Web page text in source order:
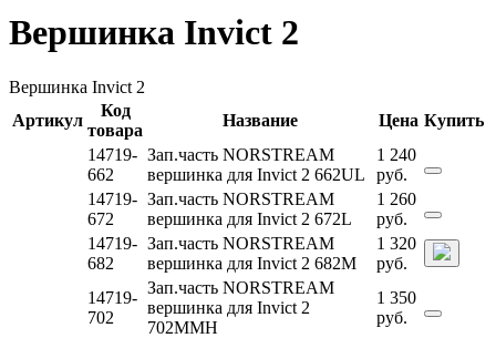
Вершинка Invict 2
Вершинка Invict 2
Артикул
Код
товара
Название Цена Купить
14719-
662
Зап.часть NORSTREAM
вершинка для Invict 2 662UL
1 240
руб.
14719-
672
Зап.часть NORSTREAM
вершинка для Invict 2 672L
1 260
руб.
14719-
682
Зап.часть NORSTREAM
вершинка для Invict 2 682M
1 320
руб.
14719-
702
Зап.часть NORSTREAM
вершинка для Invict 2
702MMH
1 350
руб.